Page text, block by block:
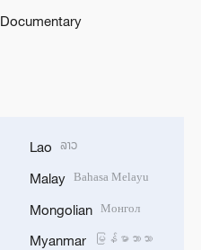
Documentary
Lao ລາວ
Malay Bahasa Melayu
Mongolian Монгол
Myanmar မြန်မာဘာသာ